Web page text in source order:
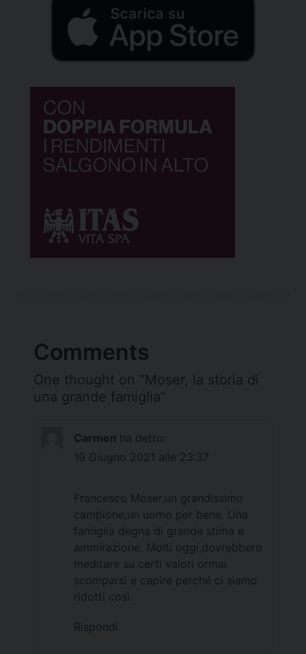
Comments
One thought on “Moser, la storia di
una grande famiglia”
Carmen ha detto:
19 Giugno 2021 alle 23:37
Francesco Moser,un grandissimo
campione,un uomo per bene. Una
famiglia degna di grande stima e
ammirazione. Molti oggi,dovrebbero
meditare su certi valori ormai
scomparsi e capire perché ci siamo
ridotti così.
Rispondi